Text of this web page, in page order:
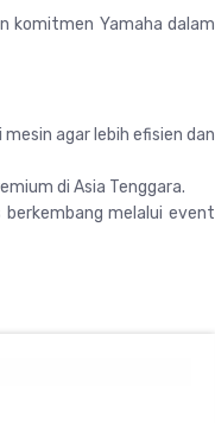
komitmen Yamaha dalam
agar lebih efisien dan
di Asia Tenggara.
melalui event